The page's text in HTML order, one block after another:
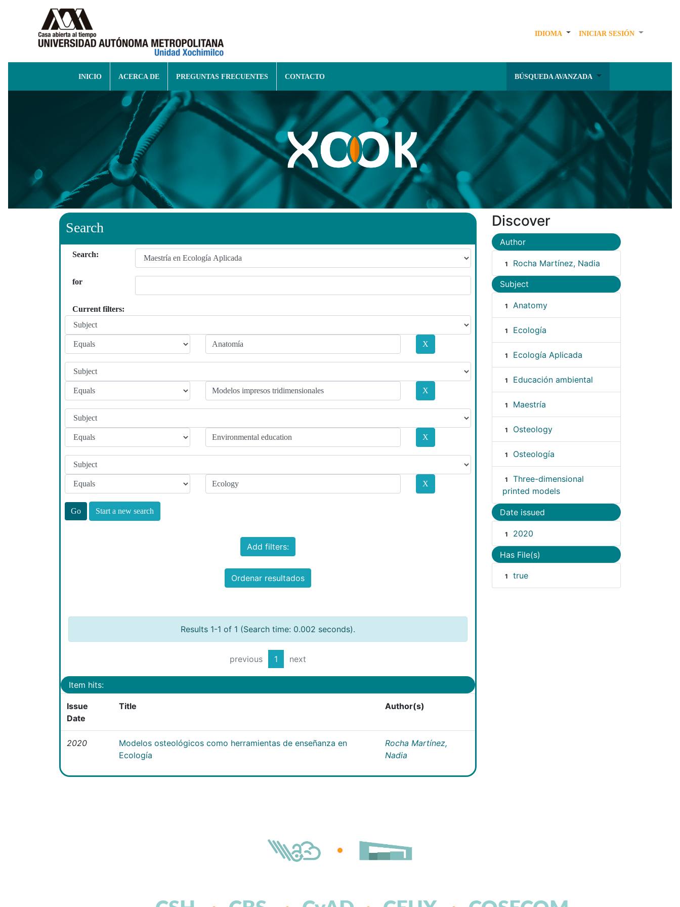
IDIOMA INICIAR SESIÓN
INICIO ACERCA DE PREGUNTAS FRECUENTES CONTACTO BÚSQUEDA AVANZADA
Search
Search:
for
Current filters:
Start a new search
Add filters:
Ordenar resultados
Results 1-1 of 1 (Search time: 0.002 seconds).
previous 1 next
Item hits:
Issue
Date
Title Author(s)
2020
Modelos osteológicos como herramientas de enseñanza en
Ecología
Rocha Martínez,
Nadia
Discover
Author
1 Rocha Martínez, Nadia
Subject
1 Anatomy
1 Ecología
1 Ecología Aplicada
1 Educación ambiental
1 Maestría
1 Osteology
1 Osteología
1
Three-dimensional
printed models
Date issued
1 2020
Has File(s)
1 true